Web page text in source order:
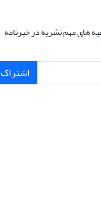
های مهم نشریه در خبرنامه
اشتراک